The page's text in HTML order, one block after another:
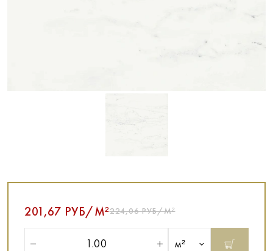
201,67 РУБ/М²224,06 РУБ/М²
м²